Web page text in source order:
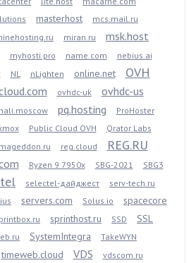
masterhost
mcs.mail.ru
miran.ru
msk.host
myhosti.pro name.com nebius.ai
NL nLighten online.net OVH
ovhdc-uk ovhdc-us
pq.hosting
ProHoster
Public Cloud OVH Qrator Labs
reg.cloud REG.RU
Ryzen 9 7950x SBG-2021 SBG3
selectel-дайджест
serv-tech.ru
servers.com Solus.io spacecore
sprinthost.ru SSD
SSL
SystemIntegra
TakeWYN
timeweb.cloud VDS vdscom.ru